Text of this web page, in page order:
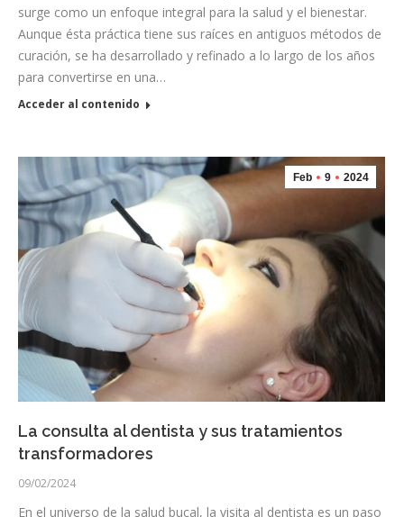
surge como un enfoque integral para la salud y el bienestar.
Aunque ésta práctica tiene sus raíces en antiguos métodos de
curación, se ha desarrollado y refinado a lo largo de los años
para convertirse en una…
Acceder al contenido
Feb 9 2024
La consulta al dentista y sus tratamientos
transformadores
09/02/2024
En el universo de la salud bucal, la visita al dentista es un paso